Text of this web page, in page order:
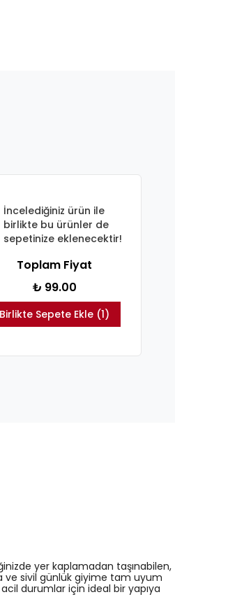
İncelediğiniz ürün ile
birlikte bu ürünler de
sepetinize eklenecektir!
Toplam Fiyat
₺ 99.00
Birlikte Sepete Ekle (1)
yer kaplamadan taşınabilen,
ve sivil günlük giyime tam uyum
durumlar için ideal bir yapıya